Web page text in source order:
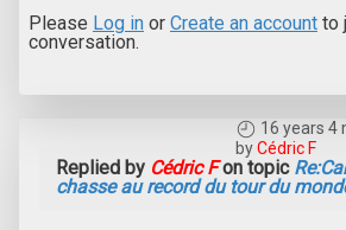
Please Log in or Create an account to
conversation.
16 years 4
byCédric F
Replied by Cédric Fon topic
chasse au record du tour du